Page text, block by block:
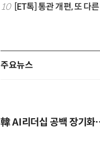
10 [ET톡] 통관 개편, 또 다
주요뉴스
韓 AI리더십 공백 장기